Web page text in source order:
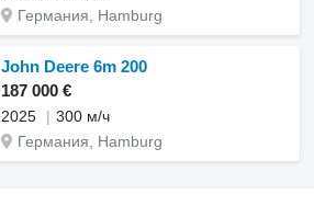
Германия, Hamburg
John Deere 6m 200
187 000 €
2025
300 м/ч
Германия, Hamburg